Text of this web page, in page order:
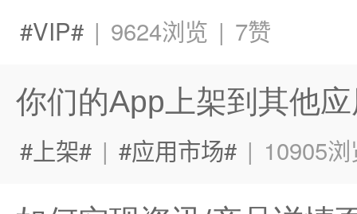
VIP | 9624浏览 | 7赞
你们的App上架到其他
上架 | 应用市场 | 10905